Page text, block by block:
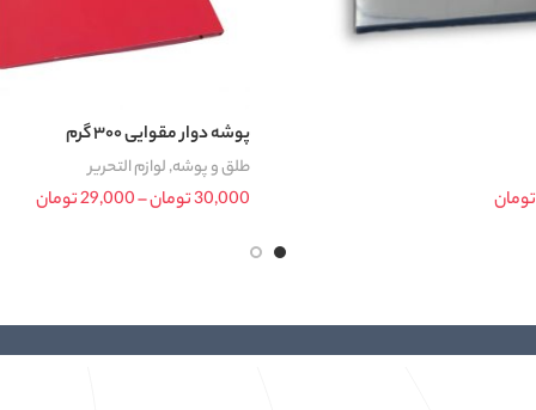
تومان
پوشه دوار مقوایی ۳۰۰ گرم
طلق و پوشه,لوازم التحریر
30,000تومان–
29,000تومان